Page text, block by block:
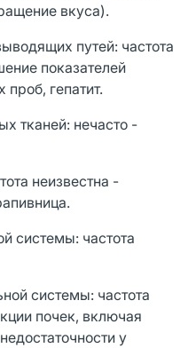
вкуса).
путей: частота
показателей
гепатит.
тканей: нечасто -
неизвестна -
системы: частота
системы: частота
почек, включая
у